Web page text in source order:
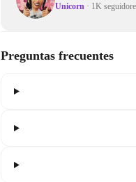
Unicorn · 1K
Preguntas frecuentes